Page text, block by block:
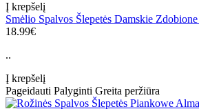
Į krepšelį
Smėlio Spalvos Šlepetės Damskie
18.99€
..
Į krepšelį
Pageidauti Palyginti Greita peržiūra